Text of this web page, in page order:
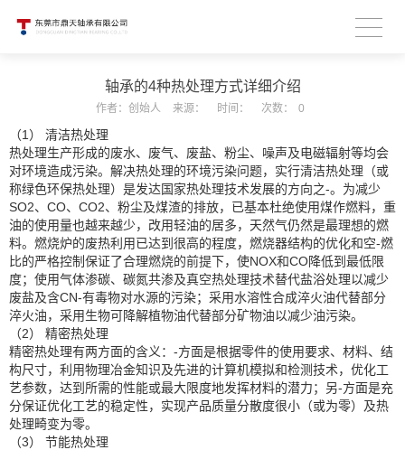
轴承的4种热处理方式详细介绍
作者： 创始人 来源： 时间： 次数： 0
（1） 清洁热处理
热处理生产形成的废水、废气、废盐、粉尘、噪声及电磁辐射等均会
对环境造成污染。解决热处理的环境污染问题，实行清洁热处理（或
称绿色环保热处理）是发达国家热处理技术发展的方向之-。为减少
SO2、CO、CO2、粉尘及煤渣的排放，已基本杜绝使用煤作燃料，重
油的使用量也越来越少，改用轻油的居多，天然气仍然是最理想的燃
料。燃烧炉的废热利用已达到很高的程度，燃烧器结构的优化和空-燃
比的严格控制保证了合理燃烧的前提下，使NOX和CO降低到最低限
度；使用气体渗碳、碳氮共渗及真空热处理技术替代盐浴处理以减少
废盐及含CN-有毒物对水源的污染；采用水溶性合成淬火油代替部分
淬火油，采用生物可降解植物油代替部分矿物油以减少油污染。
（2） 精密热处理
精密热处理有两方面的含义：-方面是根据零件的使用要求、材料、结
构尺寸，利用物理冶金知识及先进的计算机模拟和检测技术，优化工
艺参数，达到所需的性能或最大限度地发挥材料的潜力；另-方面是充
分保证优化工艺的稳定性，实现产品质量分散度很小（或为零）及热
处理畸变为零。
（3） 节能热处理